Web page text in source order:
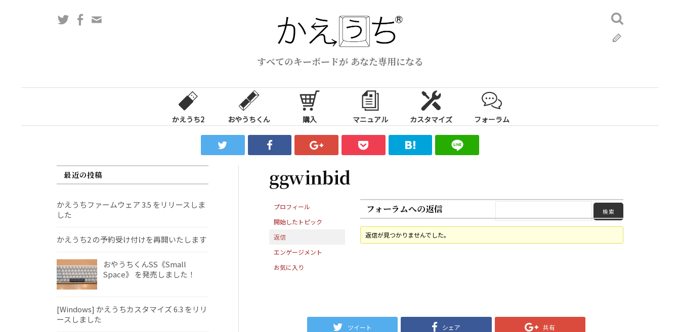
ス
すべてのキーボードが あなた専用になる
TwitterFacebook
検
索:
かえうち2 おやうちくん 購入 マニュアル カスタマイズ フォーラム
ggwinbid
プロフィール
開始したトピック
返信
エンゲージメント
お気に入り
フォーラムへの返信
返信が見つかりませんでした。
ツイート シェア 共有
最近の投稿
かえうちファームウェア 3.5 をリリースしま
した
かえうち2 の予約受け付けを再開いたします
おやうちくんSS《Small
Space》 を発売しました！
[Windows] かえうちカスタマイズ 6.3 をリリ
ースしました